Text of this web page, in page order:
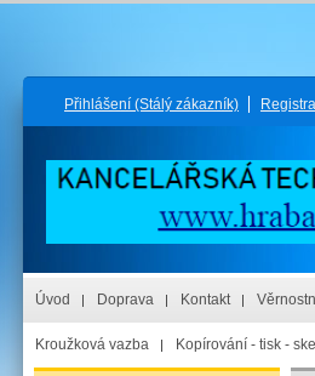
Přihlášení (Stálý zákazník)
Úvod Doprava Kontakt
Kroužková vazba Kopírování - tisk -